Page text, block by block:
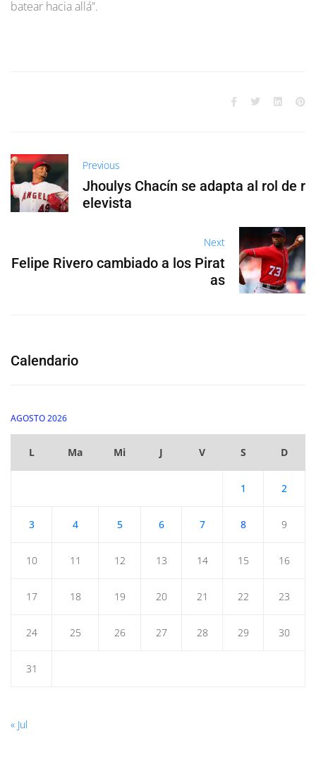
batear hacia allá”.
Previous
Jhoulys Chacín se adapta al rol de r
elevista
Next
Felipe Rivero cambiado a los Pirat
as
Calendario
AGOSTO 2026
L Ma Mi J V S D
1 2
3 4 5 6 7 8 9
10 11 12 13 14 15 16
17 18 19 20 21 22 23
24 25 26 27 28 29 30
31
« Jul